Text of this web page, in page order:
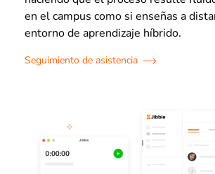
en el campus como si enseñas a
entorno de aprendizaje híbrido.
Seguimiento de asistencia